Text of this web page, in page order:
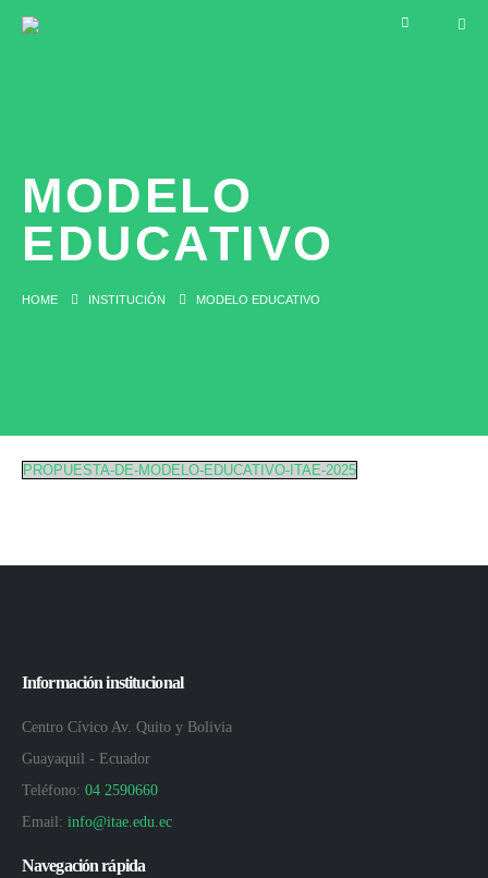
MODELO
EDUCATIVO
HOME INSTITUCIÓN MODELO EDUCATIVO
PROPUESTA-DE-MODELO-EDUCATIVO-ITAE-2025
Información institucional
Centro Cívico Av. Quito y Bolivia
Guayaquil - Ecuador
Teléfono: 04 2590660
Email: info@itae.edu.ec
Navegación rápida